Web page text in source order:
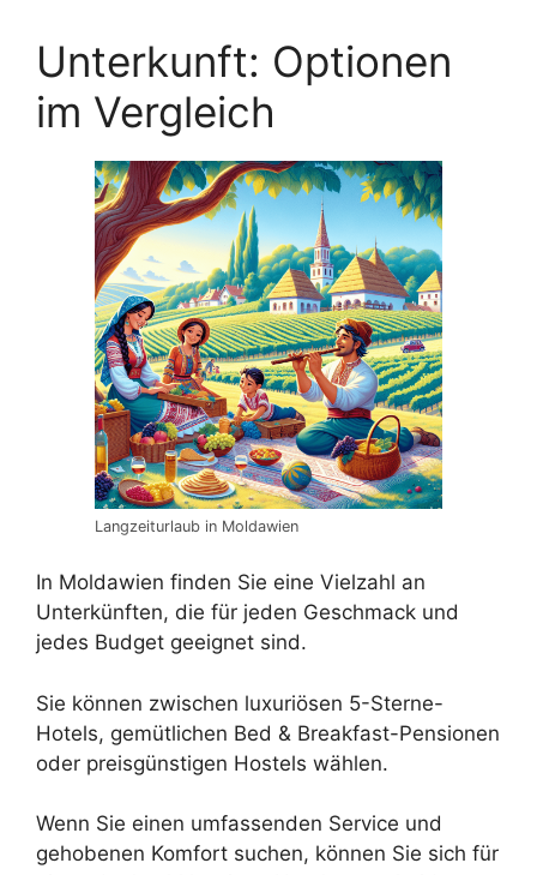
Unterkunft: Optionen
im Vergleich
Langzeiturlaub in Moldawien
In Moldawien finden Sie eine Vielzahl an
Unterkünften, die für jeden Geschmack und
jedes Budget geeignet sind.
Sie können zwischen luxuriösen 5-Sterne-
Hotels, gemütlichen Bed & Breakfast-Pensionen
oder preisgünstigen Hostels wählen.
Wenn Sie einen umfassenden Service und
gehobenen Komfort suchen, können Sie sich für